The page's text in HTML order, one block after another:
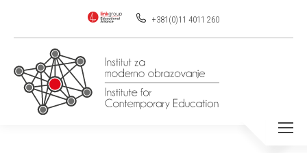
+381(0)11 4011 260